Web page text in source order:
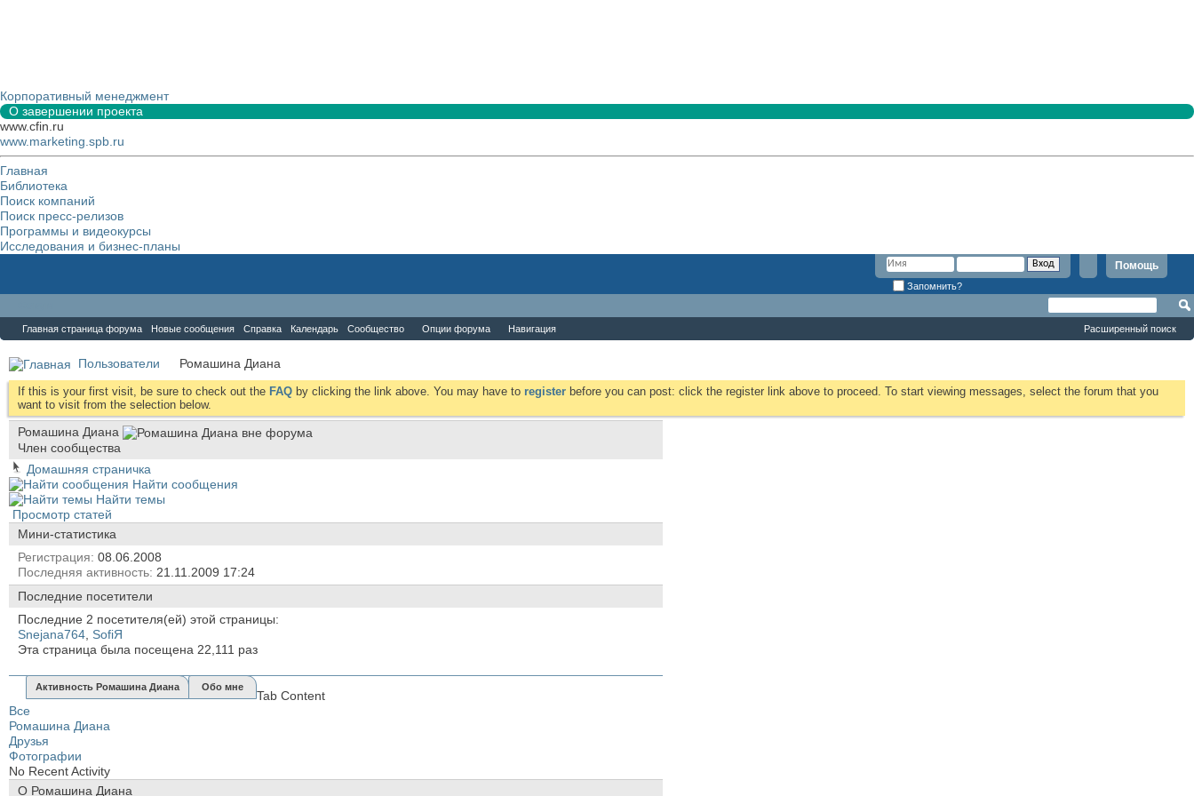
Корпоративный менеджмент
О завершении проекта
www.cfin.ru
www.marketing.spb.ru
Главная
Библиотека
Поиск компаний
Поиск пресс-релизов
Программы и видеокурсы
Исследования и бизнес-планы
Помощь
Запомнить?
Главная страница форума Новые сообщения Справка Календарь Сообщество Опции форума Навигация Расширенный поиск
Пользователи Ромашина Диана
If this is your first visit, be sure to check out the FAQ by clicking the link above. You may have to register before you can post: click the register link above to proceed. To start viewing messages, select the forum that you
want to visit from the selection below.
Ромашина Диана
Член сообщества
Домашняя страничка
Найти сообщения
Найти темы
Просмотр статей
Мини-статистика
Регистрация 08.06.2008
Последняя активность 21.11.2009 17:24
Последние посетители
Последние 2 посетителя(ей) этой страницы:
Snejana764 SofiЯ
Эта страница была посещена 22,111 раз
Активность Ромашина Диана Обо мне
Tab Content
Все
Ромашина Диана
Друзья
Фотографии
No Recent Activity
О Ромашина Диана